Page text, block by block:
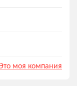
моя компания